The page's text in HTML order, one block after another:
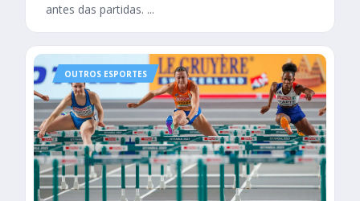
antes das partidas. ...
OUTROS ESPORTES